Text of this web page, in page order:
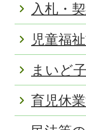
入札・
児童福
まいど
育児休